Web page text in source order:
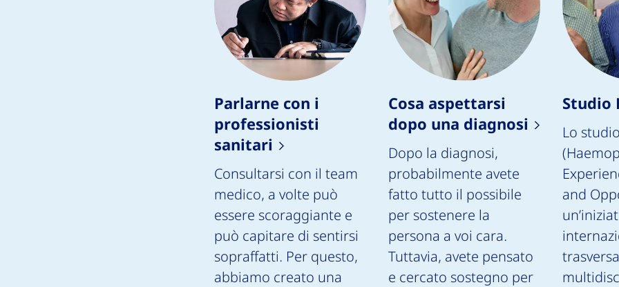
Parlarne con i
professionisti
sanitari
Consultarsi con il team
medico, a volte può
essere scoraggiante e
può capitare di sentirsi
sopraffatti. Per questo,
abbiamo creato una
Cosa aspettarsi
dopo una diagnosi
Dopo la diagnosi,
probabilmente avete
fatto tutto il possibile
per sostenere la
persona a voi cara.
Tuttavia, avete pensato
e cercato sostegno per
Studio
Lo
and